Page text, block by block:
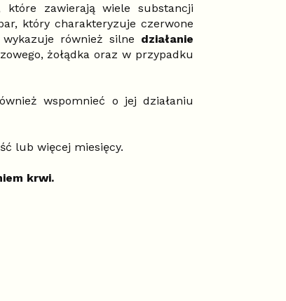
zawierają wiele substancji
który charakteryzuje czerwone
również silne działanie
żołądka oraz w przypadku
wspomnieć o jej działaniu
lub więcej miesięcy.
krwi.